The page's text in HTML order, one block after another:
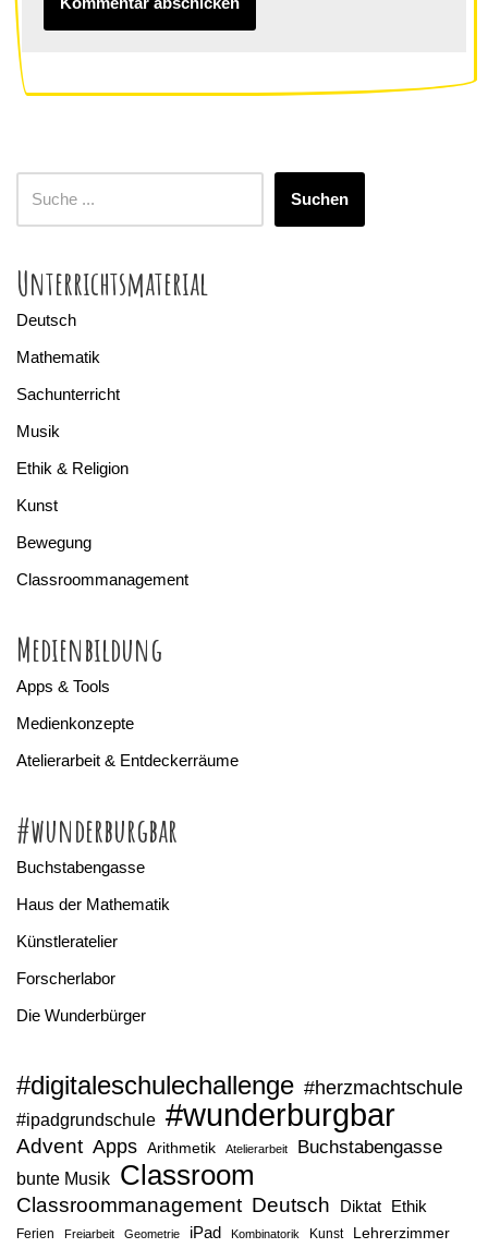
Suchen
Unterrichtsmaterial
Deutsch
Mathematik
Sachunterricht
Musik
Ethik & Religion
Kunst
Bewegung
Classroommanagement
Medienbildung
Apps & Tools
Medienkonzepte
Atelierarbeit & Entdeckerräume
#wunderburgbar
Buchstabengasse
Haus der Mathematik
Künstleratelier
Forscherlabor
Die Wunderbürger
#digitaleschulechallenge #herzmachtschule
#ipadgrundschule #wunderburgbar
Advent Apps Arithmetik Atelierarbeit Buchstabengasse
bunte Musik Classroom
Classroommanagement Deutsch Diktat Ethik
Ferien Freiarbeit Geometrie iPad Kombinatorik Kunst Lehrerzimmer